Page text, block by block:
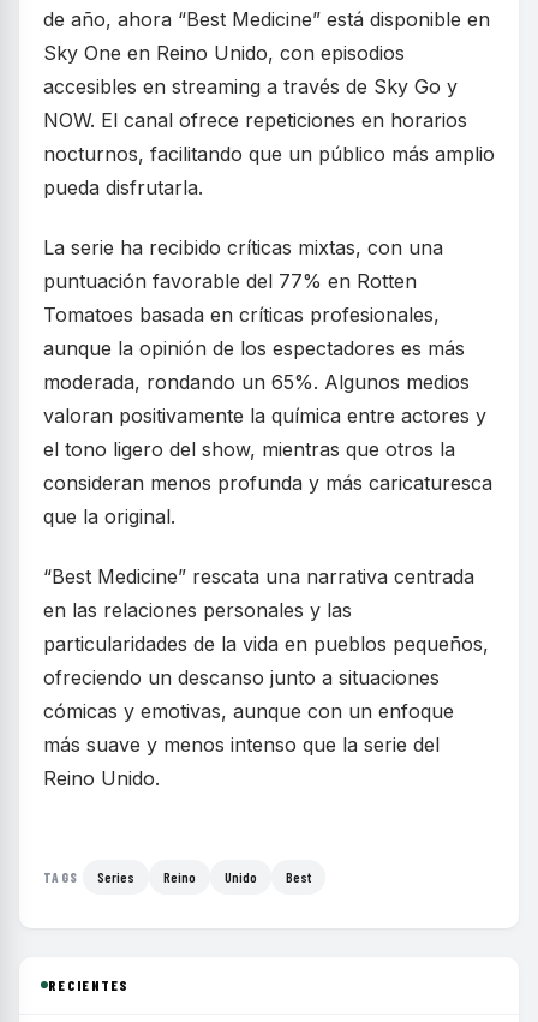
de año, ahora “Best Medicine” está disponible en
Sky One en Reino Unido, con episodios
accesibles en streaming a través de Sky Go y
NOW. El canal ofrece repeticiones en horarios
nocturnos, facilitando que un público más amplio
pueda disfrutarla.
La serie ha recibido críticas mixtas, con una
puntuación favorable del 77% en Rotten
Tomatoes basada en críticas profesionales,
aunque la opinión de los espectadores es más
moderada, rondando un 65%. Algunos medios
valoran positivamente la química entre actores y
el tono ligero del show, mientras que otros la
consideran menos profunda y más caricaturesca
que la original.
“Best Medicine” rescata una narrativa centrada
en las relaciones personales y las
particularidades de la vida en pueblos pequeños,
ofreciendo un descanso junto a situaciones
cómicas y emotivas, aunque con un enfoque
más suave y menos intenso que la serie del
Reino Unido.
TAGS Series Reino Unido Best
RECIENTES